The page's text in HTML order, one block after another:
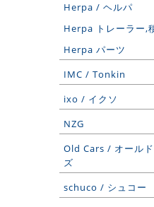
Herpa / ヘルパ
Herpa トレーラー,
Herpa パーツ
IMC / Tonkin
ixo / イクソ
NZG
Old Cars / オール
ズ
schuco / シュコー